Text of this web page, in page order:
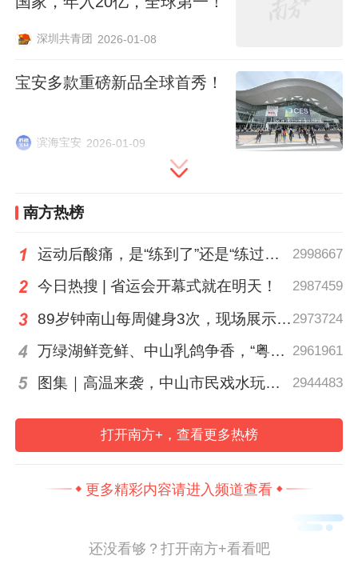
在这场全球竞赛中，以星尘智能为代表的广
他们持续打磨核心技
术，稳步推进多场景落地，让机器人真正用
得上、运行稳。
从技术孤品到场景集群
如果说2024年是大模型爆发的“AI元年”，
2025年是见证了AI从概念走向办公、医疗、
客服等场景落地的“应用元年”，那么2026年
迈入“商用元年”，并即将开启规模化量产。
在这场从实验室走向真实场景的关键跃迁
依托全国最完整的制造业体系和丰富的消
深圳共青团 2026-01-08
宝安多款重磅新品全球首秀！
滨海宝安 2026-01-09
南方热榜
运动后酸痛，是“练到了”还是“练过了”？ 2998667
今日热搜 | 省运会开幕式就在明天！ 2987459
89岁钟南山每周健身3次，现场展示常用拉力器 2973724
万绿湖鲜竞鲜、中山乳鸽争香，“粤菜师傅”烹南粤百味、人间烟火 2961961
图集｜高温来袭，中山市民戏水玩泡沫消暑 2944483
打开南方+，查看更多热榜
更多精彩内容请进入频道查看
还没看够？打开南方+看看吧